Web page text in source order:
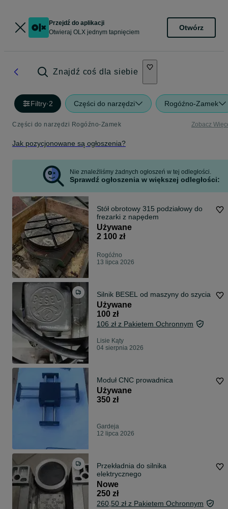
Przejdź do aplikacji
Otwieraj OLX jednym tapnięciem
Otwórz
Znajdź coś dla siebie
Filtry·2 Części do narzędzi Rogóźno-Zamek
Części do narzędzi Rogóźno-Zamek Zobacz
Jak pozycjonowane są ogłoszenia?
Nie znaleźliśmy żadnych ogłoszeń w tej odległości.
Sprawdź ogłoszenia w większej odległości:
Stół obrotowy 315 podziałowy do
frezarki z napędem
Używane
2 100 zł
Rogóźno
13 lipca 2026
Silnik BESEL od maszyny do szycia
Używane
100 zł
106 zł z Pakietem Ochronnym
Lisie Kąty
04 sierpnia 2026
Moduł CNC prowadnica
Używane
350 zł
Gardeja
12 lipca 2026
Przekładnia do silnika
elektrycznego
Nowe
250 zł
260,50 zł z Pakietem Ochronnym